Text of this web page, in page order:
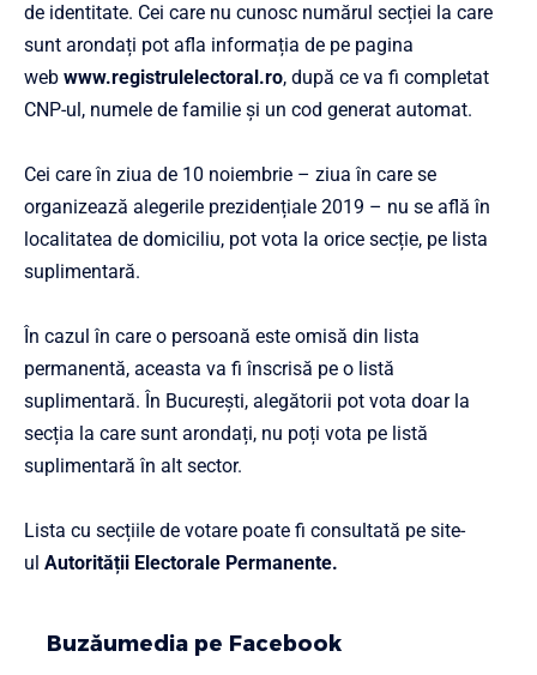
de identitate. Cei care nu cunosc numărul secției la care
sunt arondați pot afla informația de pe pagina
web www.registrulelectoral.ro, după ce va fi completat
CNP-ul, numele de familie și un cod generat automat.
Cei care în ziua de 10 noiembrie – ziua în care se
organizează alegerile prezidențiale 2019 – nu se află în
localitatea de domiciliu, pot vota la orice secție, pe lista
suplimentară.
În cazul în care o persoană este omisă din lista
permanentă, aceasta va fi înscrisă pe o listă
suplimentară. În București, alegătorii pot vota doar la
secția la care sunt arondați, nu poți vota pe listă
suplimentară în alt sector.
Lista cu secțiile de votare poate fi consultată pe site-
ul Autorității Electorale Permanente.
Buzăumedia pe Facebook